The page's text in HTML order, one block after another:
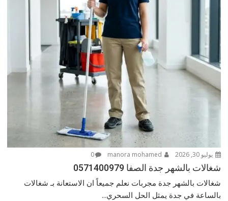
يوليو 30, 2026 0
شغالات بالشهر جدة الصفا 0571400979
شغالات بالشهر جدة مجربات نعلم جميعاً ان الاستعانة بـ شغالات
بالساعة في جدة يمثل الحل السحري...